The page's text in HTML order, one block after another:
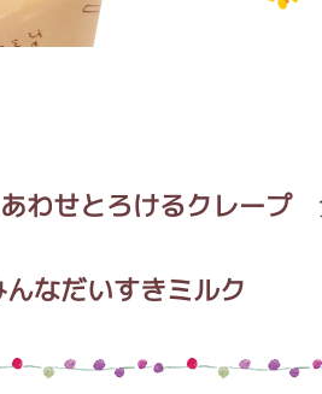
わせとろけるクレープ
なだいすきミルク